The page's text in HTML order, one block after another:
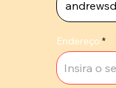
Endereço